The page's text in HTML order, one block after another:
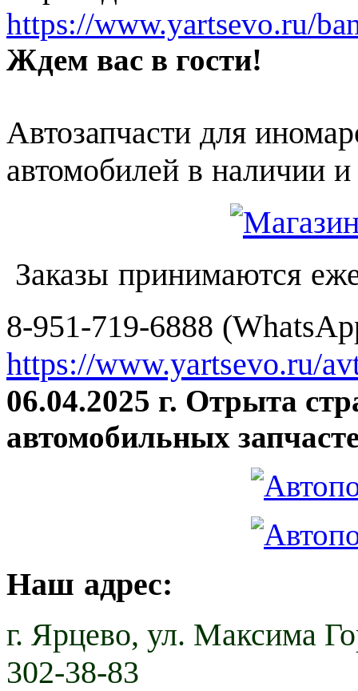
https://www.yartsevo.ru/
Ждем вас в гости!
Автозапчасти для
автомобилей в наличии и
Заказы принимаются
8-951-719-6888
https://www.yartsevo.ru/
06.04.2025 г. Отрыта
автомобильных
Наш адрес:
г. Ярцево, ул. Максима
302-38-83